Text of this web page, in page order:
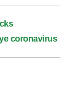
coronavirus